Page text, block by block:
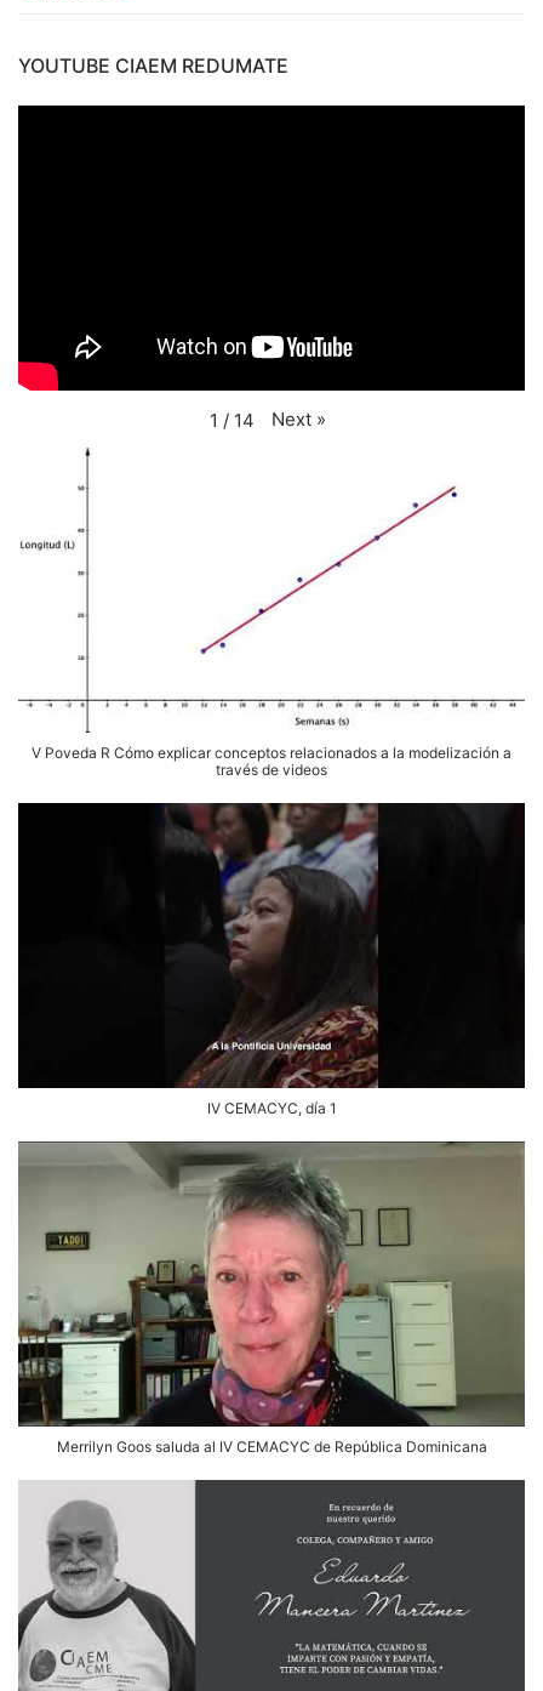
YOUTUBE CIAEM REDUMATE
1 / 14 Next »
V Poveda R Cómo explicar conceptos relacionados a la modelización a
través de videos
IV CEMACYC, día 1
Merrilyn Goos saluda al IV CEMACYC de República Dominicana